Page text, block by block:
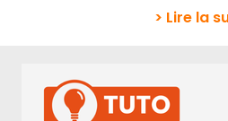
> Lire la